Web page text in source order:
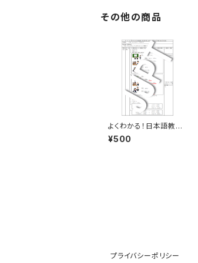
その他の商品
よくわかる！日本語教育
教案 みん日14課「て形」
の導入・作り方・練習&
¥500
プライバシーポリシー